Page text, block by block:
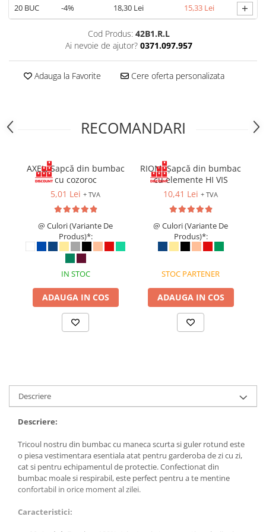
Cagule | Capisoane Ignifuge
Costume | Combinezoane Ignifuge
Jachete| Bluze Ignifuge
Mânecuțe Ignifuge
Pantaloni Ignifugi
Pantofi
Pantofi de lucru O2
Pantofi de protecție S1
Pantofi de protecție OB
Pantofi de protecție SB
Pantofi de protecție S1P
Pantofi de protecție S3
Bocanci outdoor
Bocanci de lucru O1
Bocanci de protecție OB
Bocanci de protecție S2
Bocanci de protecție S3
Cizme
Cizme outdoor
Cizme de lucru OB
Cizme de lucru O4/O5
Cizme de protecție S3
Cizme de protecție S5
20BUC -4% 18,30 Lei 15,33 Lei +
Cod Produs: 42B1.R.L
Ai nevoie de ajutor? 0371.097.957
Adauga la Favorite Cere oferta personalizata
RECOMANDARI
AXEL, Sapcă din bumbac
cu cozoroc
5,01 Lei + TVA
@ Culori (Variante De
Produs)*:
IN STOC
ADAUGA IN COS
RIOM, Șapcă din bumbac
cu elemente HI VIS
10,41 Lei + TVA
@ Culori (Variante De
Produs)*:
STOC PARTENER
ADAUGA IN COS
Descriere
Descriere:
Tricoul nostru din bumbac cu maneca scurta si guler rotund este
o piesa vestimentara esentiala atat pentru garderoba de zi cu zi,
cat si pentru echipamentul de protectie. Confectionat din
bumbac moale si respirabil, este perfect pentru a te mentine
confortabil in orice moment al zilei.
Caracteristici: